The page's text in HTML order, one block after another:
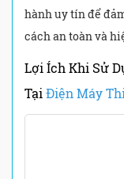
hành uy tín để
cách an toàn và
Lợi Ích Khi Sử
Tại Điện Máy